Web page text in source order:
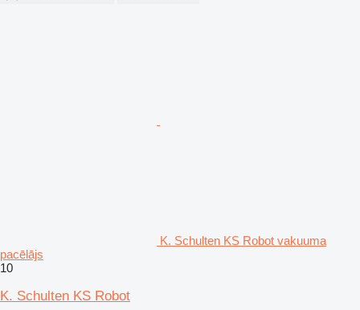
K. Schulten KS Robot vakuuma
pacēlājs
10
K. Schulten KS Robot